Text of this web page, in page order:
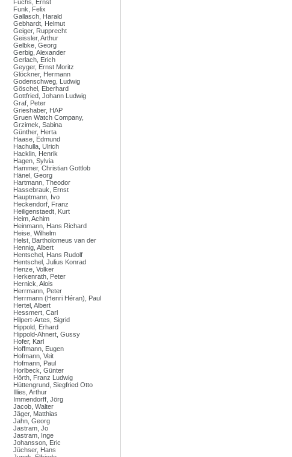
Fuchs, Ernst
Funk, Felix
Gallasch, Harald
Gebhardt, Helmut
Geiger, Rupprecht
Geissler, Arthur
Gelbke, Georg
Gerbig, Alexander
Gerlach, Erich
Geyger, Ernst Moritz
Glöckner, Hermann
Godenschweg, Ludwig
Göschel, Eberhard
Gottfried, Johann Ludwig
Graf, Peter
Grieshaber, HAP
Gruen Watch Company,
Grzimek, Sabina
Günther, Herta
Haase, Edmund
Hachulla, Ulrich
Hacklin, Henrik
Hagen, Sylvia
Hammer, Christian Gottlob
Hänel, Georg
Hartmann, Theodor
Hassebrauk, Ernst
Hauptmann, Ivo
Heckendorf, Franz
Heiligenstaedt, Kurt
Heim, Achim
Heinmann, Hans Richard
Heise, Wilhelm
Helst, Bartholomeus van der
Hennig, Albert
Hentschel, Hans Rudolf
Hentschel, Julius Konrad
Henze, Volker
Herkenrath, Peter
Hernick, Alois
Herrmann, Peter
Herrmann (Henri Héran), Paul
Hertel, Albert
Hessmert, Carl
Hilpert-Artes, Sigrid
Hippold, Erhard
Hippold-Ahnert, Gussy
Hofer, Karl
Hoffmann, Eugen
Hofmann, Veit
Hofmann, Paul
Horlbeck, Günter
Hörth, Franz Ludwig
Hüttengrund, Siegfried Otto
Illies, Arthur
Immendorff, Jörg
Jacob, Walter
Jäger, Matthias
Jahn, Georg
Jastram, Jo
Jastram, Inge
Johansson, Eric
Jüchser, Hans